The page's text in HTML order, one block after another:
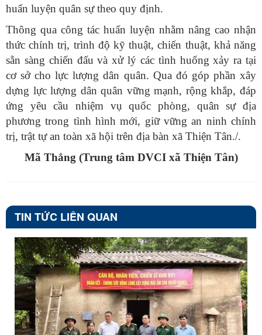
huấn luyện quân sự theo quy định.
Thông qua công tác huấn luyện nhằm nâng cao nhận
thức chính trị, trình độ kỹ thuật, chiến thuật, khả năng
sẵn sàng chiến đấu và xử lý các tình huống xảy ra tại
cơ sở cho lực lượng dân quân. Qua đó góp phần xây
dựng lực lượng dân quân vững mạnh, rộng khắp, đáp
ứng yêu cầu nhiệm vụ quốc phòng, quân sự địa
phương trong tình hình mới, giữ vững an ninh chính
trị, trật tự an toàn xã hội trên địa bàn xã Thiện Tân./.
Mã Thắng (Trung tâm DVCI xã Thiện Tân)
TIN TỨC LIÊN QUAN